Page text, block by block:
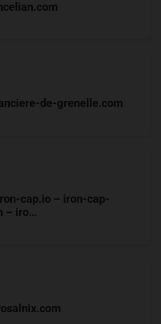
de-grenelle.com
cap.io – iron-cap-
– iro…